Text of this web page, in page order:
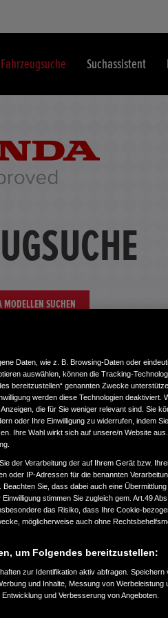
Fahrzeugsuche Suchassistent
MODELLEN SUCHEN
bis
360.000
km
LEISTUNG
EURONORM
Daten, wie z. B. Browsing-Daten oder
auswählen, können die Tracking-
bereitzustellen“ genannten Zwecke
werden diese Technologien deaktiviert.
die für Sie weniger relevant sind. Sie
oder Ihre Einwilligung zu widerrufen, indem
Ihre Wahl wirkt sich auf unsere/n Website
der Verarbeitung der auf Ihrem Gerät bzw.
oder IP-Adressen für die benannten
Sie, dass dabei auch eine Übermittlung
stimmen Sie zugleich gem. Art.49
das Risiko, dass Ihre Cookie-
möglicherweise auch ohne
um Folgendes bereitzustellen:
zur Identifikation aktiv abfragen. Speichern
und Inhalte, Messung von Werbeleistung
und Verbesserung von Angeboten.